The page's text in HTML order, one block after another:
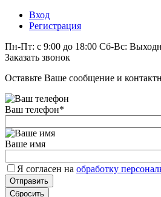
Вход
Регистрация
Пн-Пт: с 9:00 до 18:00 Сб-Вс:
Заказать звонок
Оставьте Ваше сообщение и
Ваш телефон*
Ваше имя
Я согласен на обработку